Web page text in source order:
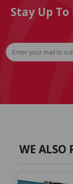
Stay Up
WE ALSO